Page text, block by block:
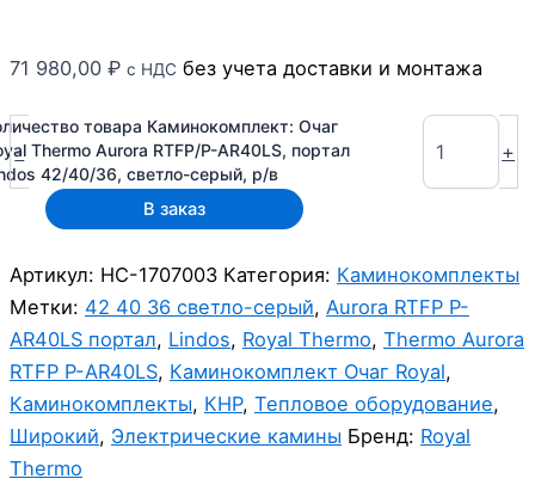
71 980,00 ₽ с НДС без учета доставки и монтажа
-
товара Каминокомплект: Очаг
Thermo Aurora RTFP/P-AR40LS, портал
42/40/36, светло-серый, р/в
+
В заказ
Артикул: НС-1707003 Категория: Каминокомплекты
Метки: 42 40 36 светло-серый, Aurora RTFP P-
AR40LS портал, Lindos, Royal Thermo, Thermo Aurora
RTFP P-AR40LS, Каминокомплект Очаг Royal,
Каминокомплекты, КНР, Тепловое оборудование,
Широкий, Электрические камины Бренд: Royal
Thermo